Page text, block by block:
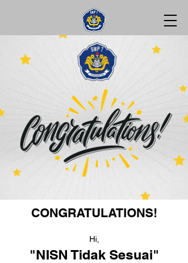
CONGRATULATIONS!
Hi,
"NISN Tidak Sesuai"